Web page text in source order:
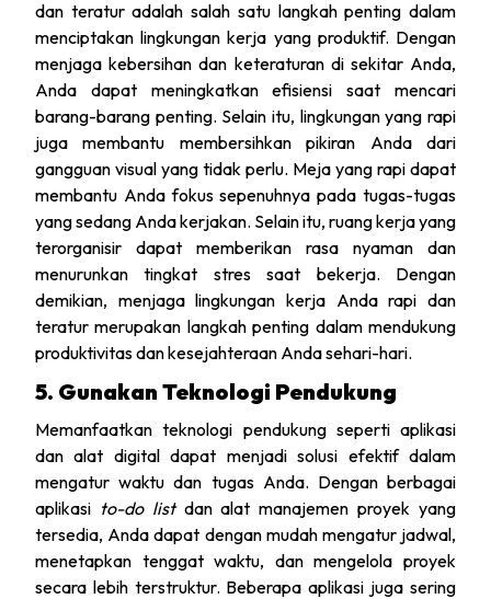
dan teratur adalah salah satu langkah penting dalam
menciptakan lingkungan kerja yang produktif. Dengan
menjaga kebersihan dan keteraturan di sekitar Anda,
Anda dapat meningkatkan efisiensi saat mencari
barang-barang penting. Selain itu, lingkungan yang rapi
juga membantu membersihkan pikiran Anda dari
gangguan visual yang tidak perlu. Meja yang rapi dapat
membantu Anda fokus sepenuhnya pada tugas-tugas
yang sedang Anda kerjakan. Selain itu, ruang kerja yang
terorganisir dapat memberikan rasa nyaman dan
menurunkan tingkat stres saat bekerja. Dengan
demikian, menjaga lingkungan kerja Anda rapi dan
teratur merupakan langkah penting dalam mendukung
produktivitas dan kesejahteraan Anda sehari-hari.
5. Gunakan Teknologi Pendukung
Memanfaatkan teknologi pendukung seperti aplikasi
dan alat digital dapat menjadi solusi efektif dalam
mengatur waktu dan tugas Anda. Dengan berbagai
aplikasi to-do listdan alat manajemen proyek yang
tersedia, Anda dapat dengan mudah mengatur jadwal,
menetapkan tenggat waktu, dan mengelola proyek
secara lebih terstruktur. Beberapa aplikasi juga sering